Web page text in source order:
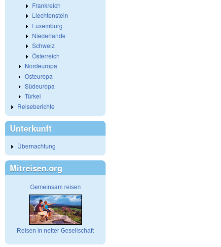
Frankreich
Liechtenstein
Luxemburg
Niederlande
Schweiz
Österreich
Nordeuropa
Osteuropa
Südeuropa
Türkei
Reiseberichte
Unterkunft
Übernachtung
Mitreisen.org
Gemeinsam reisen
Reisen in netter Gesellschaft